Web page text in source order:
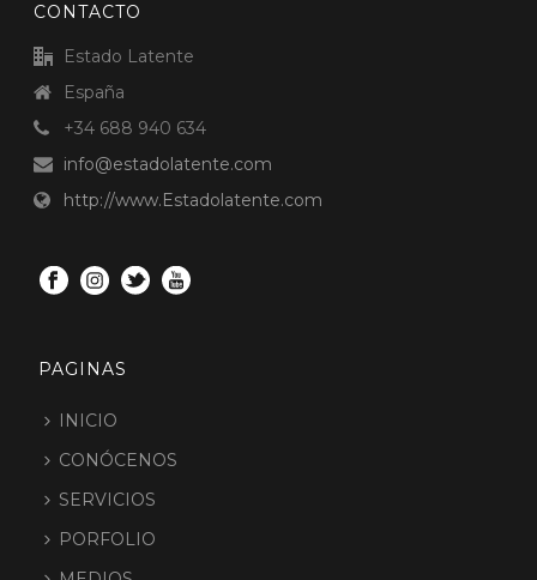
CONTACTO
Estado Latente
España
+34 688 940 634
info@estadolatente.com
http://www.Estadolatente.com
PAGINAS
INICIO
CONÓCENOS
SERVICIOS
PORFOLIO